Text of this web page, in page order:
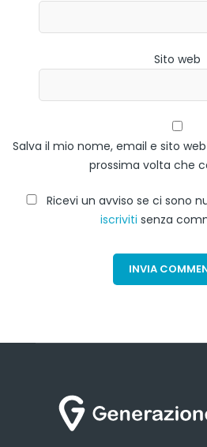
Sito web
Salva il mio nome, email e sito
prossima volta che
Ricevi un avviso se ci sono
iscriviti senza